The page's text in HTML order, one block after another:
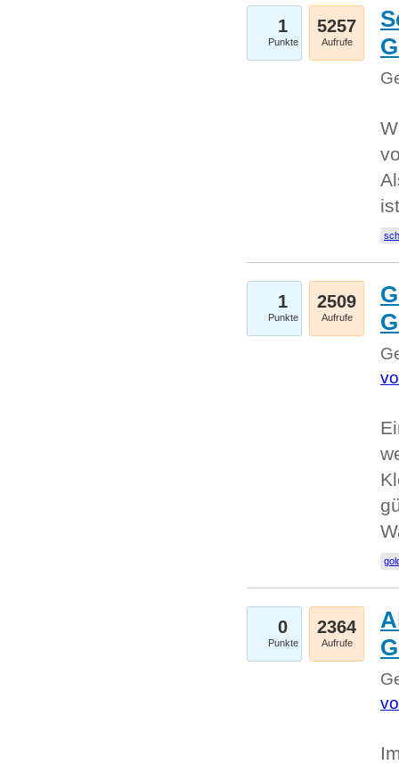
1
Punkte
5257
Aufrufe
1
Punkte
2509
Aufrufe
0
Punkte
2364
Aufrufe